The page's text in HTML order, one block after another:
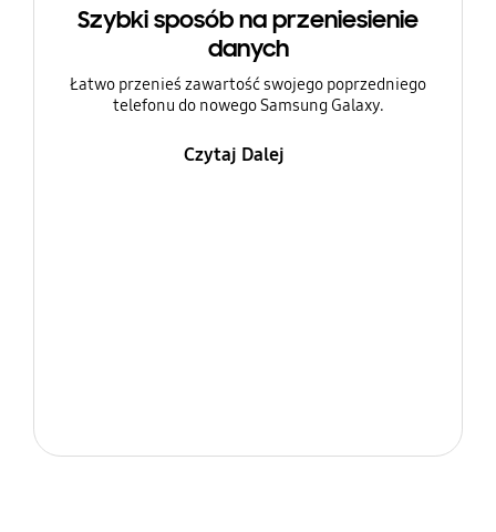
Szybki sposób na przeniesienie
danych
Łatwo przenieś zawartość swojego poprzedniego
telefonu do nowego Samsung Galaxy.
Czytaj Dalej